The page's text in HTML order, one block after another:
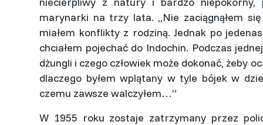
marynarki na trzy lata. ,,Nie zaciągnąłem
miałem konflikty z rodziną. Jednak po
chciałem pojechać do Indochin. Podczas
dżungli i czego człowiek może dokonać, żeby
dlaczego byłem wplątany w tyle bójek w
czemu zawsze walczyłem…”
W 1955 roku zostaje zatrzymany przez